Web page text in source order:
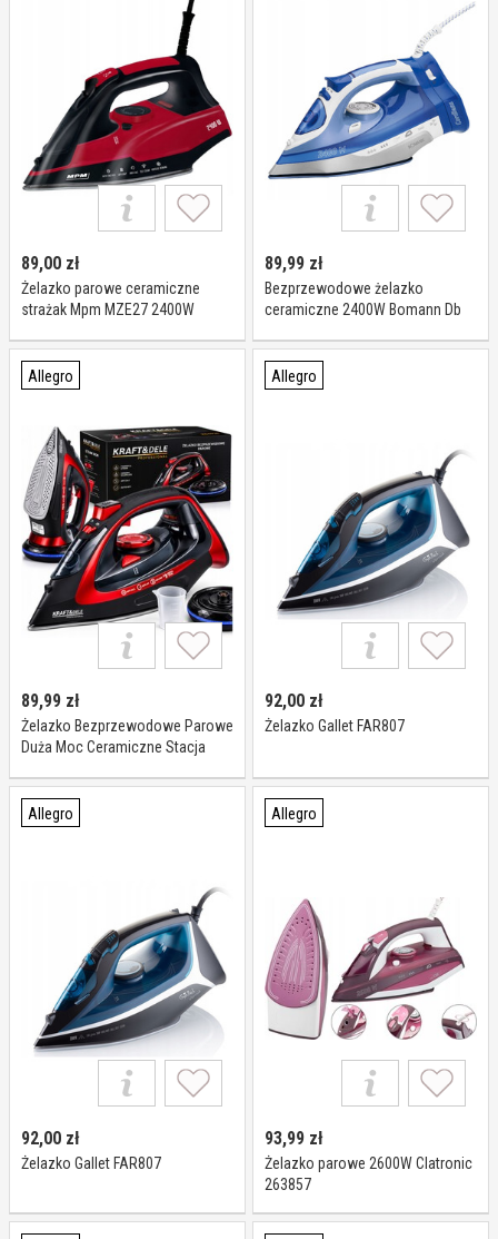
89,00 zł
Żelazko parowe ceramiczne
strażak Mpm MZE27 2400W
89,99 zł
Bezprzewodowe żelazko
ceramiczne 2400W Bomann Db
Allegro
89,99 zł
Żelazko Bezprzewodowe Parowe
Duża Moc Ceramiczne Stacja
Allegro
92,00 zł
Żelazko Gallet FAR807
Allegro
92,00 zł
Żelazko Gallet FAR807
Allegro
93,99 zł
Żelazko parowe 2600W Clatronic
263857